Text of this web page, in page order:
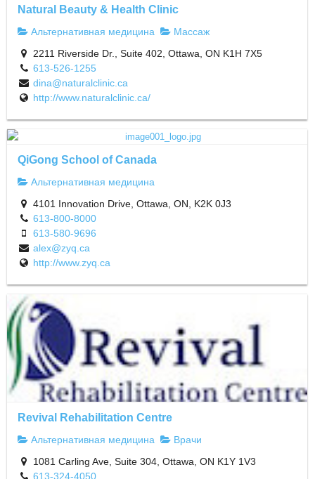
Natural Beauty & Health Clinic
Альтернативная медицина
Массаж
2211 Riverside Dr., Suite 402, Ottawa, ON K1H 7X5
613-526-1255
dina@naturalclinic.ca
http://www.naturalclinic.ca/
QiGong School of Canada
Альтернативная медицина
4101 Innovation Drive, Ottawa, ON, K2K 0J3
613-800-8000
613-580-9696
alex@zyq.ca
http://www.zyq.ca
Revival Rehabilitation Centre
Альтернативная медицина
Врачи
1081 Carling Ave, Suite 304, Ottawa, ON K1Y 1V3
613-324-4050